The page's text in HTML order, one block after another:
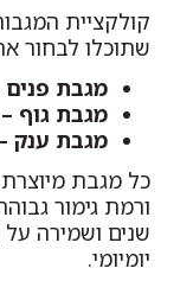
קולקציית
שתוכלו לבחור
מגבת פנים – 50×90
מגבת גוף – 70×140 ס"מ
מגבת ענק – 90×150
כל מגבת
ורמת גימור
שנים ושמירה
יומיומי.